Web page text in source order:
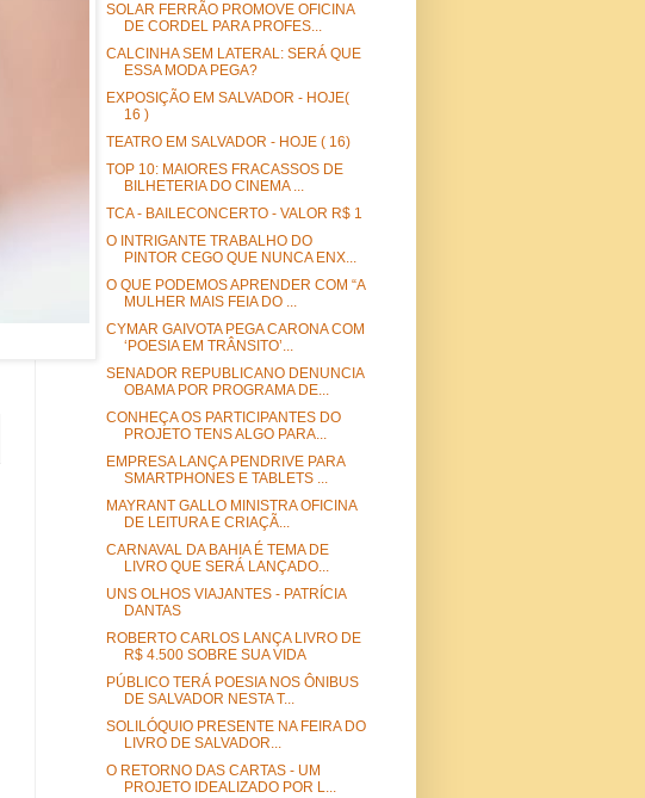
SOLAR FERRÃO PROMOVE OFICINA
DE CORDEL PARA PROFES...
CALCINHA SEM LATERAL: SERÁ QUE
ESSA MODA PEGA?
EXPOSIÇÃO EM SALVADOR - HOJE(
16 )
TEATRO EM SALVADOR - HOJE ( 16)
TOP 10: MAIORES FRACASSOS DE
BILHETERIA DO CINEMA ...
TCA - BAILECONCERTO - VALOR R$ 1
O INTRIGANTE TRABALHO DO
PINTOR CEGO QUE NUNCA ENX...
O QUE PODEMOS APRENDER COM “A
MULHER MAIS FEIA DO ...
CYMAR GAIVOTA PEGA CARONA COM
‘POESIA EM TRÂNSITO’...
SENADOR REPUBLICANO DENUNCIA
OBAMA POR PROGRAMA DE...
CONHEÇA OS PARTICIPANTES DO
PROJETO TENS ALGO PARA...
EMPRESA LANÇA PENDRIVE PARA
SMARTPHONES E TABLETS ...
MAYRANT GALLO MINISTRA OFICINA
DE LEITURA E CRIAÇÃ...
CARNAVAL DA BAHIA É TEMA DE
LIVRO QUE SERÁ LANÇADO...
UNS OLHOS VIAJANTES - PATRÍCIA
DANTAS
ROBERTO CARLOS LANÇA LIVRO DE
R$ 4.500 SOBRE SUA VIDA
PÚBLICO TERÁ POESIA NOS ÔNIBUS
DE SALVADOR NESTA T...
SOLILÓQUIO PRESENTE NA FEIRA DO
LIVRO DE SALVADOR...
O RETORNO DAS CARTAS - UM
PROJETO IDEALIZADO POR L...